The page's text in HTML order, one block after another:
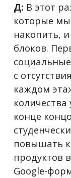
Д: В этот
которые
накопить,
блоков.
с
каждом
конце
повышать
продуктов
Google-